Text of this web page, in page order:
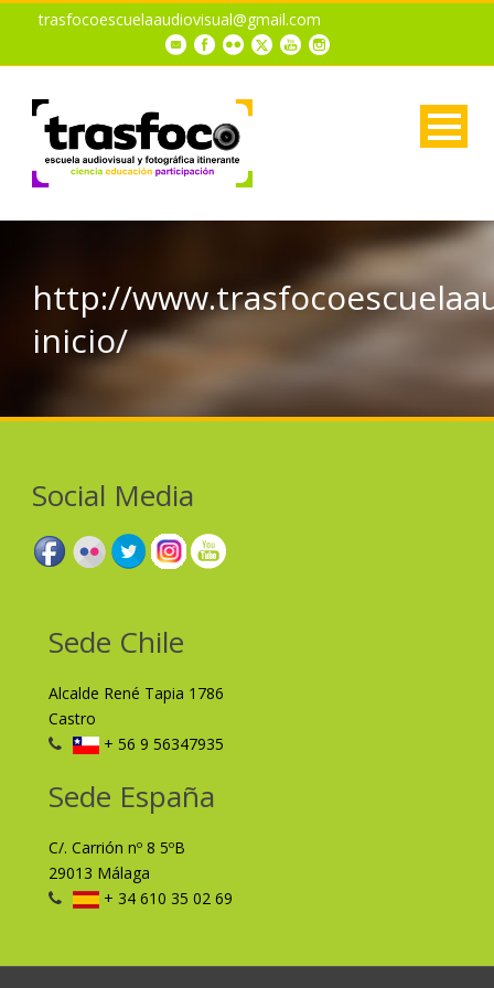
trasfocoescuelaaudiovisual@gmail.com
http://
inicio/
Social Media
Sede Chile
Alcalde René Tapia 1786
Castro
+ 56 9 56347935
Sede España
C/. Carrión nº 8 5ºB
29013 Málaga
+ 34 610 35 02 69